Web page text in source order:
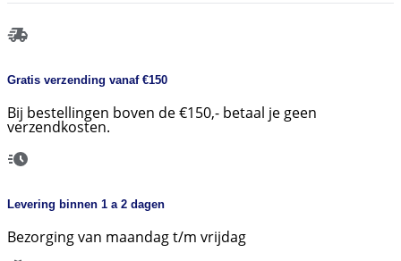
Gratis verzending vanaf €150
Bij bestellingen boven de €150,- betaal je geen
verzendkosten.
Levering binnen 1 a 2 dagen
Bezorging van maandag t/m vrijdag